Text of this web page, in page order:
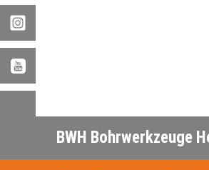
PRODUKTE
B.RIG
TEAM
FDS CA FDS
BWH Bohrwerkzeuge